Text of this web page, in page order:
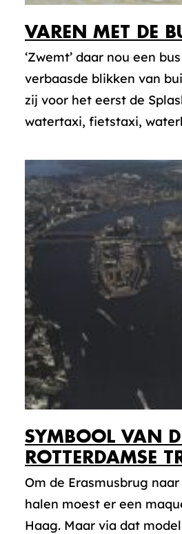
VAREN MET DE
‘Zwemt’ daar nou een
verbaasde blikken van
zij voor het eerst de
watertaxi, fietstaxi,
SYMBOOL VAN
ROTTERDAMSE
Om de Erasmusbrug
halen moest er een
Haag. Maar via dat